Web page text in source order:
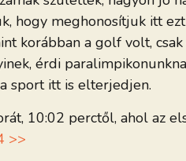
hogy meghonosítjuk itt
korábban a golf volt,
érdi
sport itt is elterjedjen.
10:02 perctől, ahol az
>>